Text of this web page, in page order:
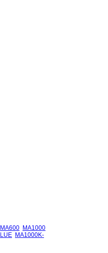
MA600 MA1000
MA1000K-